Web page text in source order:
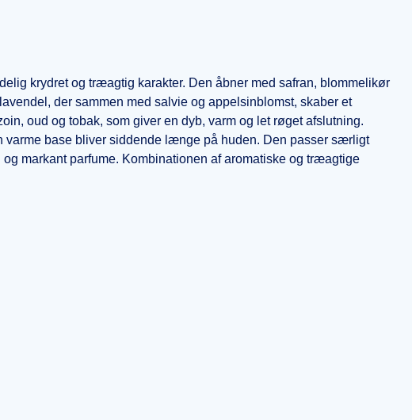
krydret og træagtig karakter. Den åbner med safran, blommelikør
der sammen med salvie og appelsinblomst, skaber et
oud og tobak, som giver en dyb, varm og let røget afslutning.
varme base bliver siddende længe på huden. Den passer særligt
markant parfume. Kombinationen af aromatiske og træagtige